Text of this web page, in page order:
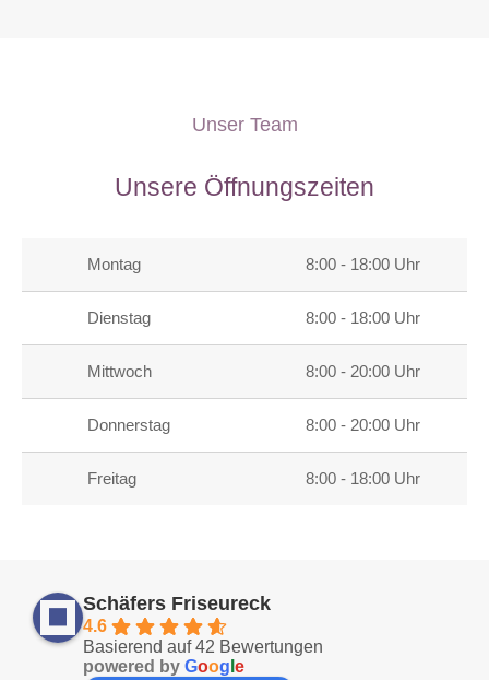
Unser Team
Unsere Öffnungszeiten
Montag 8:00 - 18:00 Uhr
Dienstag 8:00 - 18:00 Uhr
Mittwoch 8:00 - 20:00 Uhr
Donnerstag 8:00 - 20:00 Uhr
Freitag 8:00 - 18:00 Uhr
Schäfers Friseureck
4.6
Basierend auf 42 Bewertungen
powered by Goog e